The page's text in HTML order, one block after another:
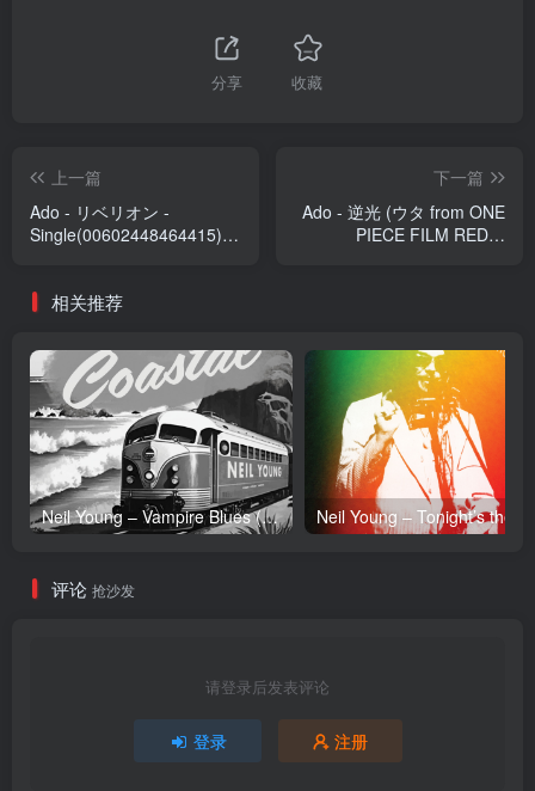
分享 收藏
上一篇
Ado - リベリオン -
Single(00602448464415)
下一篇
Ado - 逆光 (ウタ from ONE
PIECE FILM RED) -
相关推荐
Neil Young – Vampire Blues (Live) – Single(054391239303)【24bit／96.0kHz】土耳其区
评论 抢沙发
请登录后发表评论
登录 注册